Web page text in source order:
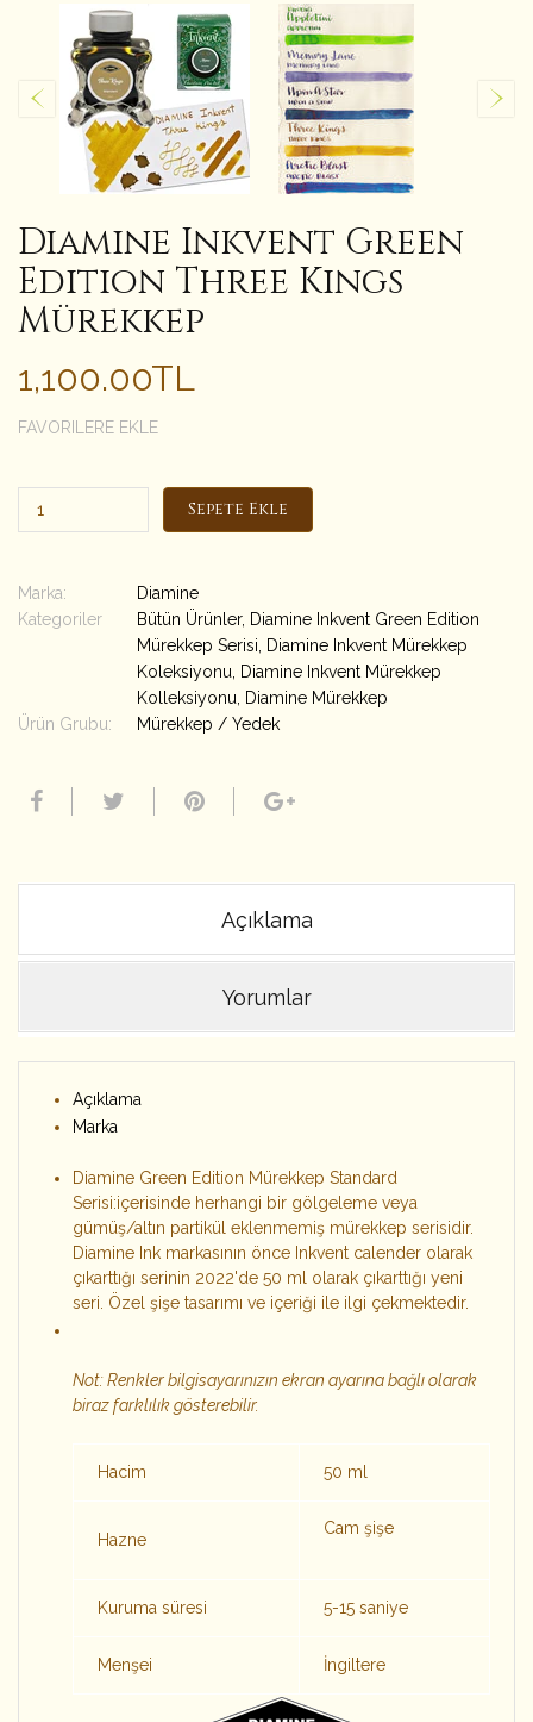
Diamine Inkvent Green
Edition Three Kings
Mürekkep
1,100.00TL
FAVORILERE EKLE
Sepete Ekle
Marka:
Diamine
Kategoriler
Bütün Ürünler, Diamine Inkvent Green Edition
Mürekkep Serisi
Diamine Inkvent Mürekkep
Koleksiyonu
Diamine Inkvent Mürekkep
Kolleksiyonu
Diamine Mürekkep
Ürün Grubu:
Mürekkep / Yedek
Açıklama
Yorumlar
Açıklama
Marka
Diamine Green Edition Mürekkep Standard
Serisi:içerisinde herhangi bir gölgeleme veya
gümüş/altın partikül eklenmemiş mürekkep serisidir.
Diamine Ink markasının önce Inkvent calender olarak
çıkarttığı serinin 2022'de 50 ml olarak çıkarttığı yeni
seri. Özel şişe tasarımı ve içeriği ile ilgi çekmektedir.
Not: Renkler bilgisayarınızın ekran ayarına bağlı olarak
biraz farklılık gösterebilir.
Hacim 50 ml
Hazne
Cam şişe
Kuruma süresi 5-15 saniye
Menşei İngiltere